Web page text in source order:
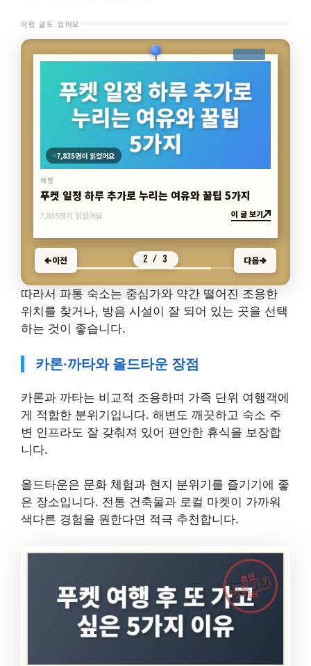
이런 글도 있어요
7,609명이 읽었어요
여행
태국 푸켓 여행자 피하는 숨은 명소 5선
7,609명이 읽었어요 이 글 보기
이전 3 / 3 다음
따라서 파통 숙소는 중심가와 약간 떨어진 조용한
위치를 찾거나, 방음 시설이 잘 되어 있는 곳을 선택
하는 것이 좋습니다.
카론·까타와 올드타운 장점
카론과 까타는 비교적 조용하며 가족 단위 여행객에
게 적합한 분위기입니다. 해변도 깨끗하고 숙소 주
변 인프라도 잘 갖춰져 있어 편안한 휴식을 보장합
니다.
올드타운은 문화 체험과 현지 분위기를 즐기기에 좋
은 장소입니다. 전통 건축물과 로컬 마켓이 가까워
색다른 경험을 원한다면 적극 추천합니다.
최신
바로가기
여행